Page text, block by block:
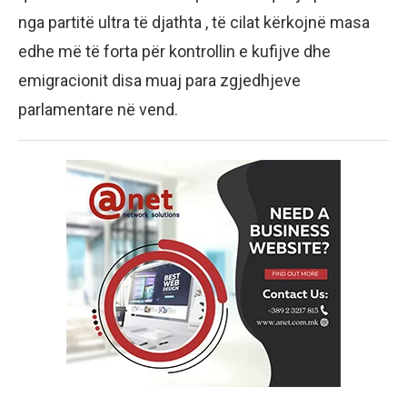
nga partitë ultra të djathta , të cilat kërkojnë masa
edhe më të forta për kontrollin e kufijve dhe
emigracionit disa muaj para zgjedhjeve
parlamentare në vend.